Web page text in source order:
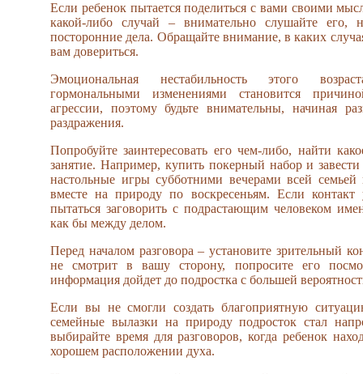
Если ребенок пытается поделиться с вами своими
какой-либо случай – внимательно слушайте его,
посторонние дела. Обращайте внимание, в каких
вам довериться.
Эмоциональная нестабильность этого
гормональными изменениями становится
агрессии, поэтому будьте внимательны, начиная
раздражения.
Попробуйте заинтересовать его чем-либо, найти
занятие. Например, купить покерный набор и
настольные игры субботними вечерами всей
вместе на природу по воскресеньям. Если контакт
пытаться заговорить с подрастающим человеком
как бы между делом.
Перед началом разговора – установите зрительный
не смотрит в вашу сторону, попросите его
информация дойдет до подростка с большей
Если вы не смогли создать благоприятную
семейные вылазки на природу подросток стал
выбирайте время для разговоров, когда ребенок
хорошем расположении духа.